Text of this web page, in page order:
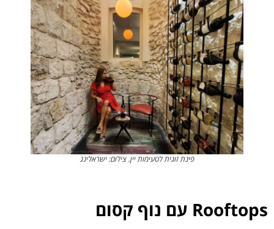
פינת זוגית לטעימות יין. צילום: ישראלינג
Rooftops עם נוף קסום